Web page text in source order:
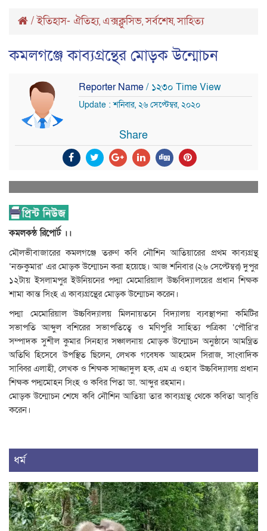
/ইতিহাস- ঐতিহ্য, এক্সক্লুসিভ,সর্বশেষ,সাহিত্য
কমলগঞ্জে কাব্যগ্রন্থের মোড়ক উন্মোচন
Reporter Name/ ১২৩০ Time View
Update : শনিবার, ২৬ সেপ্টেম্বর, ২০২০
Share
কমলকন্ঠ রিপোর্ট ।।
মৌলভীবাজারের কমলগঞ্জে তরুণ কবি নৌশিন আতিয়ারের প্রথম কাব্যগ্রন্থ
‘নক্তকুমার’ এর মোড়ক উন্মোচন করা হয়েছে। আজ শনিবার (২৬ সেপ্টেম্বর) দুপুর
১২টায় ইসলামপুর ইউনিয়নের পদ্মা মেমোরিয়াল উচ্চবিদ্যালয়ের প্রধান শিক্ষক
শামা কান্ত সিংহ এ কাব্যগ্রন্থের মোড়ক উন্মোচন করেন।
পদ্মা মেমোরিয়াল উচ্চবিদ্যালয় মিলনায়তনে বিদ্যালয় ব্যবস্থাপনা কমিটির
সভাপতি আব্দুল বশিরের সভাপতিত্বে ও মণিপুরি সাহিত্য পত্রিকা ‘পৌরি’র
সম্পাদক সুশীল কুমার সিনহার সঞ্চালনায় মোড়ক উন্মোচন অনুষ্ঠানে আমন্ত্রিত
অতিথি হিসেবে উপস্থিত ছিলেন, লেখক গবেষক আহমেদ সিরাজ, সাংবাদিক
সাব্বির এলাহী, লেখক ও শিক্ষক সাজ্জাদুল হক, এম এ ওহাব উচ্চবিদ্যালয় প্রধান
শিক্ষক পদ্মমোহন সিংহ ও কবির পিতা ডা. আব্দুর রহমান।
মোড়ক উন্মোচন শেষে কবি নৌশিন আতিয়া তার কাব্যগ্রন্থ থেকে কবিতা আবৃত্তি
করেন।
ধর্ম